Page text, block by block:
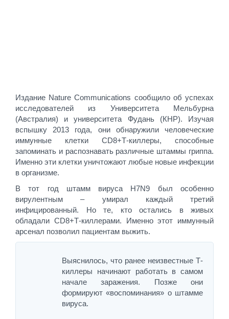
Издание Nature Communications сообщило об успехах
исследователей из Университета Мельбурна
(Австралия) и университета Фудань (КНР). Изучая
вспышку 2013 года, они обнаружили человеческие
иммунные клетки CD8+Т-киллеры, способные
запоминать и распознавать различные штаммы гриппа.
Именно эти клетки уничтожают любые новые инфекции
в организме.
В тот год штамм вируса H7N9 был особенно
вирулентным – умирал каждый третий
инфицированный. Но те, кто остались в живых
обладали CD8+Т-киллерами. Именно этот иммунный
арсенал позволил пациентам выжить.
Выяснилось, что ранее неизвестные Т-
киллеры начинают работать в самом
начале заражения. Позже они
формируют «воспоминания» о штамме
вируса.